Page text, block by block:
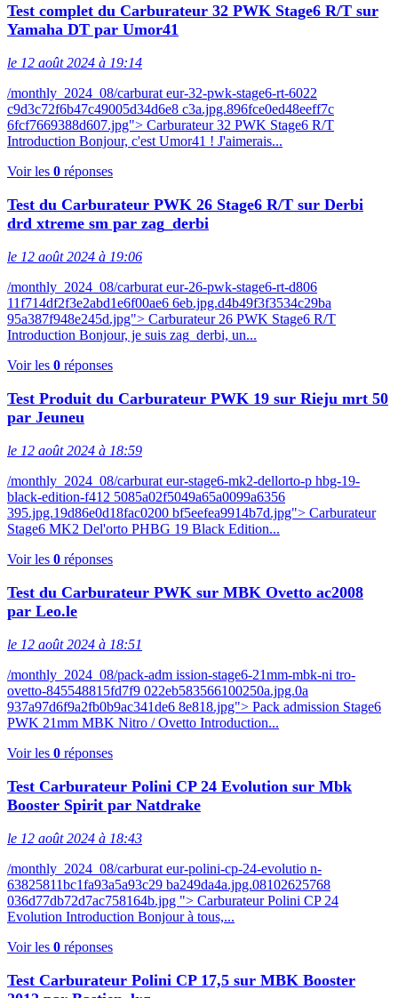
Test complet du Carburateur 32 PWK Stage6 R/T sur
Yamaha DT par Umor41
le 12 août 2024 à 19:14
/monthly_2024_08/carburat eur-32-pwk-stage6-rt-6022
c9d3c72f6b47c49005d34d6e8 c3a.jpg.896fce0ed48eeff7c
6fcf7669388d607.jpg"> Carburateur 32 PWK Stage6 R/T
Introduction Bonjour, c'est Umor41 ! J'aimerais...
Voir les 0 réponses
Test du Carburateur PWK 26 Stage6 R/T sur Derbi
drd xtreme sm par zag_derbi
le 12 août 2024 à 19:06
/monthly_2024_08/carburat eur-26-pwk-stage6-rt-d806
11f714df2f3e2abd1e6f00ae6 6eb.jpg.d4b49f3f3534c29ba
95a387f948e245d.jpg"> Carburateur 26 PWK Stage6 R/T
Introduction Bonjour, je suis zag_derbi, un...
Voir les 0 réponses
Test Produit du Carburateur PWK 19 sur Rieju mrt 50
par Jeuneu
le 12 août 2024 à 18:59
/monthly_2024_08/carburat eur-stage6-mk2-dellorto-p hbg-19-
black-edition-f412 5085a02f5049a65a0099a6356
395.jpg.19d86e0d18fac0200 bf5eefea9914b7d.jpg"> Carburateur
Stage6 MK2 Del'orto PHBG 19 Black Edition...
Voir les 0 réponses
Test du Carburateur PWK sur MBK Ovetto ac2008
par Leo.le
le 12 août 2024 à 18:51
/monthly_2024_08/pack-adm ission-stage6-21mm-mbk-ni tro-
ovetto-845548815fd7f9 022eb583566100250a.jpg.0a
937a97d6f9a2fb0b9ac341de6 8e818.jpg"> Pack admission Stage6
PWK 21mm MBK Nitro / Ovetto Introduction...
Voir les 0 réponses
Test Carburateur Polini CP 24 Evolution sur Mbk
Booster Spirit par Natdrake
le 12 août 2024 à 18:43
/monthly_2024_08/carburat eur-polini-cp-24-evolutio n-
63825811bc1fa93a5a93c29 ba249da4a.jpg.08102625768
036d77db72d7ac758164b.jpg "> Carburateur Polini CP 24
Evolution Introduction Bonjour à tous,...
Voir les 0 réponses
Test Carburateur Polini CP 17,5 sur MBK Booster